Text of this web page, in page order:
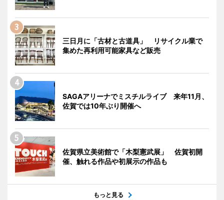
三日月に「古材と古道具」 リサイクル業で
集めた再利用可能家具など販売
SAGAアリーナでミスチルライブ 来年11月、
佐賀では10年ぶり開催へ
佐賀県立美術館で「木梨憲武展」 佐賀初開
催、触れる作品や初展示の作品も
もっと見る